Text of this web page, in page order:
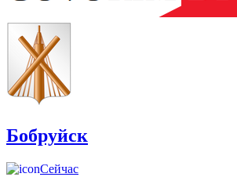
Бобруйск
Сейчас